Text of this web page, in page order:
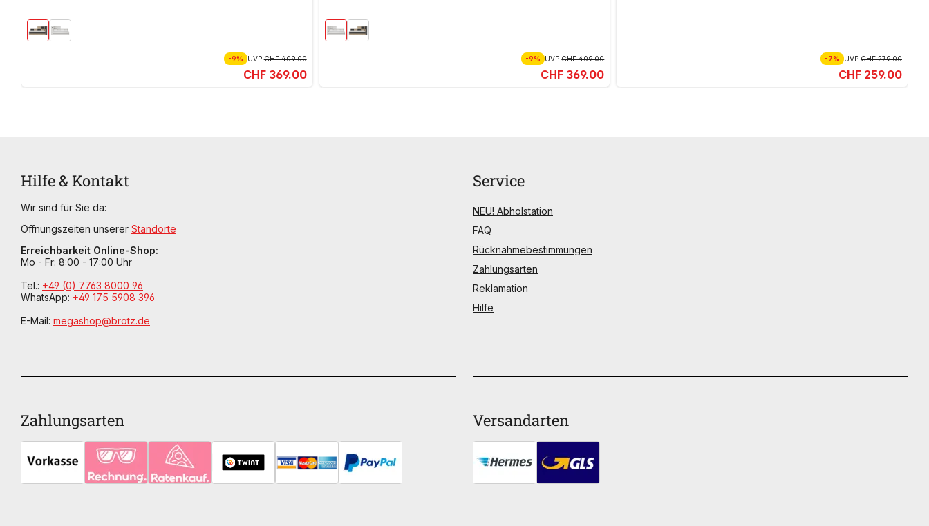
-9% UVPCHF 409.00
CHF 369.00
-9% UVPCHF 409.00
CHF 369.00
-7% UVP CHF 279.00
CHF 259.00
Hilfe & Kontakt
Wir sind für Sie da:
Öffnungszeiten unserer Standorte
Erreichbarkeit Online-Shop:
Mo - Fr: 8:00 - 17:00 Uhr
Tel.: +49 (0) 7763 8000 96
WhatsApp: +49 175 5908 396
E-Mail: megashop@brotz.de
Zahlungsarten Versandarten
Service
NEU! Abholstation
FAQ
Rücknahmebestimmungen
Zahlungsarten
Reklamation
Hilfe